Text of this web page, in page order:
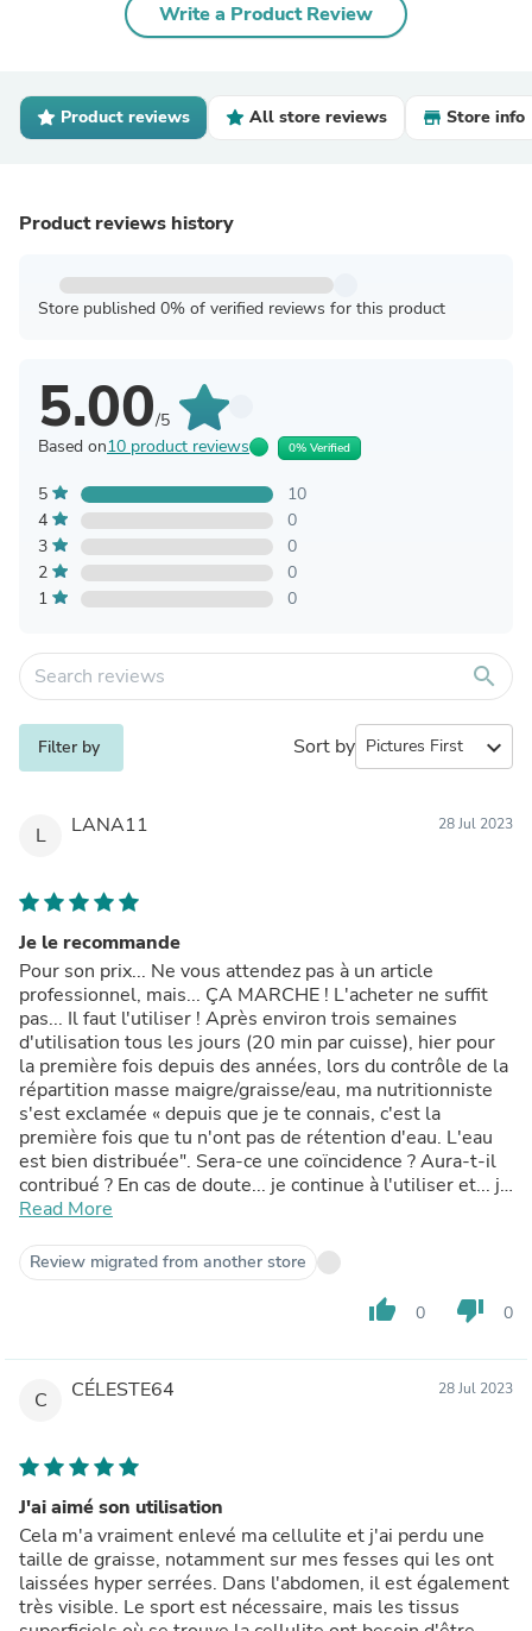
Write a Product Review
Product reviews All store reviews Store info
Product reviews history
Store published 0% of verified reviews for this product
5.00/5
Based on10 product reviews 0% Verified
5
10
4
0
3
0
2
0
1
0
search
Filter by Sort by expand_more
L LANA11 28 Jul 2023
Je le recommande
Pour son prix... Ne vous attendez pas à un article
professionnel, mais... ÇA MARCHE ! L'acheter ne suffit
pas... Il faut l'utiliser ! Après environ trois semaines
d'utilisation tous les jours (20 min par cuisse), hier pour
la première fois depuis des années, lors du contrôle de la
répartition masse maigre/graisse/eau, ma nutritionniste
s'est exclamée « depuis que je te connais, c'est la
première fois que tu n'ont pas de rétention d'eau. L'eau
est bien distribuée". Sera-ce une coïncidence ? Aura-t-il
contribué ? En cas de doute... je continue à l'utiliser et... je
le recommande ;)
Read More
Review migrated from another store
thumb_up 0 thumb_down 0
C CÉLESTE64 28 Jul 2023
J'ai aimé son utilisation
Cela m'a vraiment enlevé ma cellulite et j'ai perdu une
taille de graisse, notamment sur mes fesses qui les ont
laissées hyper serrées. Dans l'abdomen, il est également
très visible. Le sport est nécessaire, mais les tissus